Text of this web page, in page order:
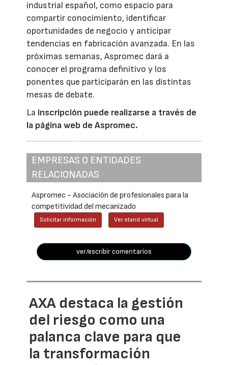
industrial español, como espacio para
compartir conocimiento, identificar
oportunidades de negocio y anticipar
tendencias en fabricación avanzada. En las
próximas semanas, Aspromec dará a
conocer el programa definitivo y los
ponentes que participarán en las distintas
mesas de debate.
La inscripción puede realizarse a través de
la página web de Aspromec.
EMPRESAS O ENTIDADES
RELACIONADAS
Aspromec - Asociación de profesionales para la
competitividad del mecanizado
Solicitar información Ver stand virtual
ver/escribir comentarios
AXA destaca la gestión
del riesgo como una
palanca clave para que
la transformación